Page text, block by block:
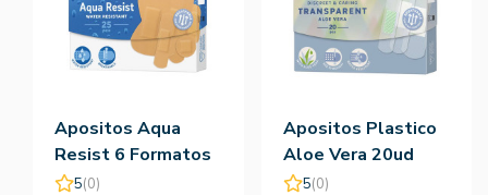
Apositos Aqua
Resist 6 Formatos
25ud
5(0)
Apositos Plastico
Aloe Vera 20ud
5(0)